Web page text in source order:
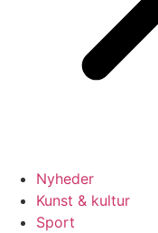
Nyheder
Kunst & kultur
Sport